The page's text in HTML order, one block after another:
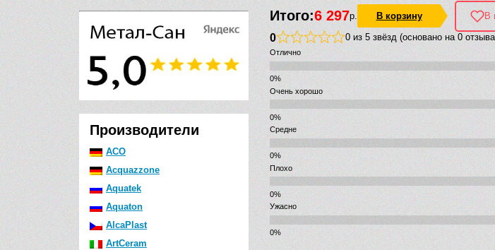
Производители
ACO
Acquazzone
Aquatek
Aquaton
AlcaPlast
ArtCeram
Итого:6 297р. В корзину В
0 0 из 5 звёзд (основано на 0
Отлично
Очень хорошо
Средне
Плохо
Ужасно